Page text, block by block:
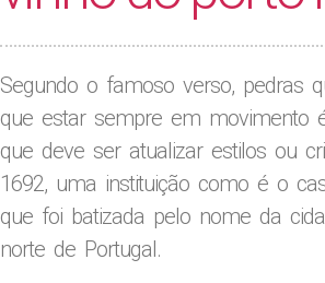
Segundo o famoso verso, pedras
que estar sempre em movimento
que deve ser atualizar estilos ou
1692, uma instituição como é o
que foi batizada pelo nome da
norte de Portugal.